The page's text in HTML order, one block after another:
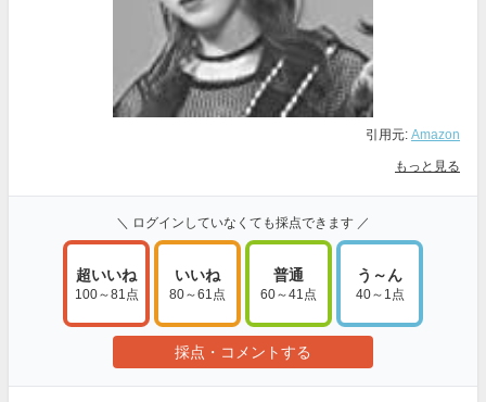
引用元: Amazon
もっと見る
＼ ログインしていなくても採点できます ／
超いいね
100～81点
いいね
80～61点
普通
60～41点
う～ん
40～1点
採点・コメントする